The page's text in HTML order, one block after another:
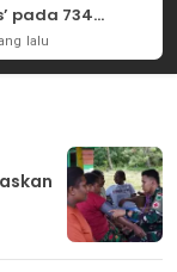
pada 734
Tekankan
dan Integritas
lalu